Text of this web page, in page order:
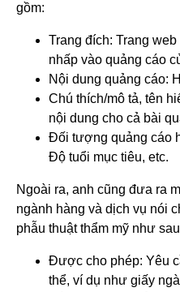
gồm:
Trang đích: Trang
nhấp vào quảng cáo
Nội dung quảng cáo:
Chú thích/mô tả, tên
nội dung cho cả bài
Đối tượng quảng cáo
Độ tuổi mục tiêu, etc.
Ngoài ra, anh cũng đưa ra
ngành hàng và dịch vụ nói
phẫu thuật thẩm mỹ như
Được cho phép: Yêu
thể, ví dụ như giấy